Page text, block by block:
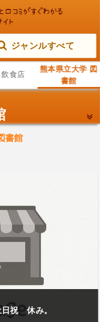
ジャンルすべて
食店
熊本県立大学 図
書館
書館
祝 休み。